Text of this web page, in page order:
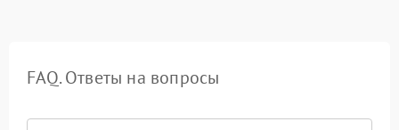
FAQ. Ответы на вопросы